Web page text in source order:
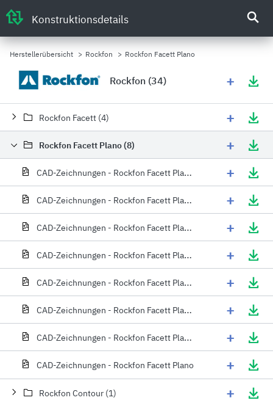
Konstruktionsdetails
Herstellerübersicht > Rockfon > Rockfon Facett Plano
Rockfon (34) +
Rockfon Facett (4) +
Rockfon Facett Plano (8) +
CAD-Zeichnungen - Rockfon Facett Plano 3D +
CAD-Zeichnungen - Rockfon Facett Plano abschluß +
CAD-Zeichnungen - Rockfon Facett Plano deckensprung +
CAD-Zeichnungen - Rockfon Facett Plano Schleppstreifen +
CAD-Zeichnungen - Rockfon Facett Plano unterzug 1-seitig 1 +
CAD-Zeichnungen - Rockfon Facett Plano unterzug 1-seitig 2 +
CAD-Zeichnungen - Rockfon Facett Plano unterzug 3-seitig +
CAD-Zeichnungen - Rockfon Facett Plano +
Rockfon Contour (1) +